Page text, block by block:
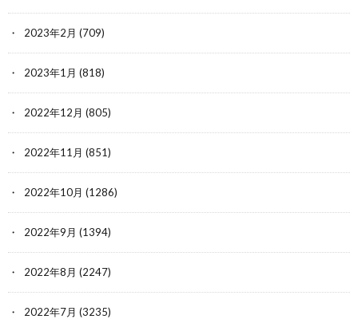
2023年2月 (709)
2023年1月 (818)
2022年12月 (805)
2022年11月 (851)
2022年10月 (1286)
2022年9月 (1394)
2022年8月 (2247)
2022年7月 (3235)